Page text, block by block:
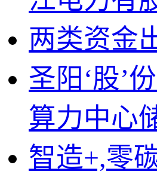
两类资金
圣阳‘股’
算力中心
智造+,零